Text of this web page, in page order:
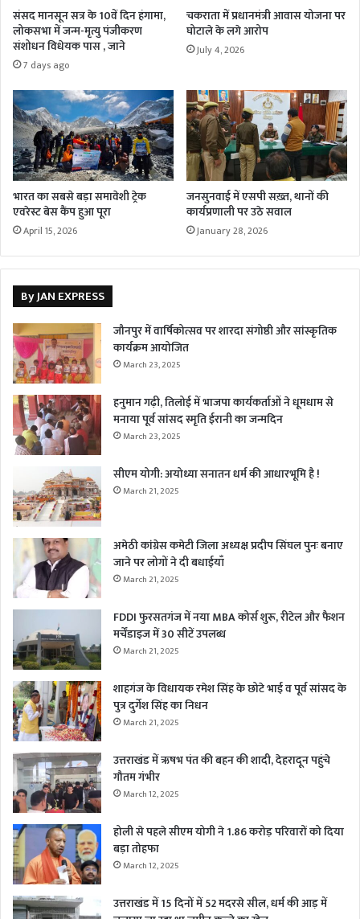
संसद मानसून सत्र के 10वें दिन हंगामा,
लोकसभा में जन्म-मृत्यु पंजीकरण
संशोधन विधेयक पास , जाने
7 days ago
चकराता में प्रधानमंत्री आवास योजना पर
घोटाले के लगे आरोप
July 4, 2026
भारत का सबसे बड़ा समावेशी ट्रेक
एवरेस्ट बेस कैंप हुआ पूरा
April 15, 2026
जनसुनवाई में एसपी सख़्त, थानों की
कार्यप्रणाली पर उठे सवाल
January 28, 2026
By JAN EXPRESS
जौनपुर में वार्षिकोत्सव पर शारदा संगोष्ठी और सांस्कृतिक
कार्यक्रम आयोजित
March 23, 2025
हनुमान गढ़ी, तिलोई में भाजपा कार्यकर्ताओं ने धूमधाम से
मनाया पूर्व सांसद स्मृति ईरानी का जन्मदिन
March 23, 2025
सीएम योगी: अयोध्या सनातन धर्म की आधारभूमि है !
March 21, 2025
अमेठी कांग्रेस कमेटी जिला अध्यक्ष प्रदीप सिंघल पुनः बनाए
जाने पर लोगों ने दी बधाईयाँ
March 21, 2025
FDDI फुरसतगंज में नया MBA कोर्स शुरू, रीटेल और फैशन
मर्चेंडाइज में 30 सीटें उपलब्ध
March 21, 2025
शाहगंज के विधायक रमेश सिंह के छोटे भाई व पूर्व सांसद के
पुत्र दुर्गेश सिंह का निधन
March 21, 2025
उत्तराखंड में ऋषभ पंत की बहन की शादी, देहरादून पहुंचे
गौतम गंभीर
March 12, 2025
होली से पहले सीएम योगी ने 1.86 करोड़ परिवारों को दिया
बड़ा तोहफा
March 12, 2025
उत्तराखंड में 15 दिनों में 52 मदरसे सील, धर्म की आड़ में